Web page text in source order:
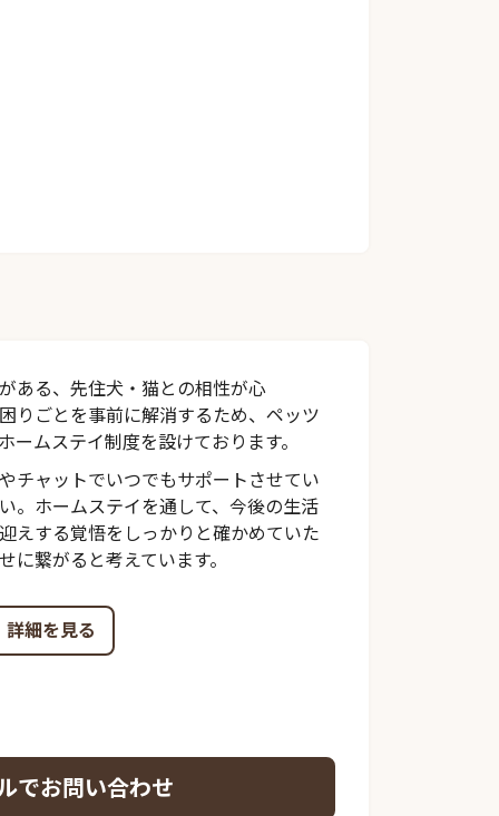
ある、先住犬・猫との相性が心
りごとを事前に解消するため、ペッツ
ムステイ制度を設けております。
チャットでいつでもサポートさせてい
。ホームステイを通して、今後の生活
えする覚悟をしっかりと確かめていた
繋がると考えています。
詳細を見る
でお問い合わせ